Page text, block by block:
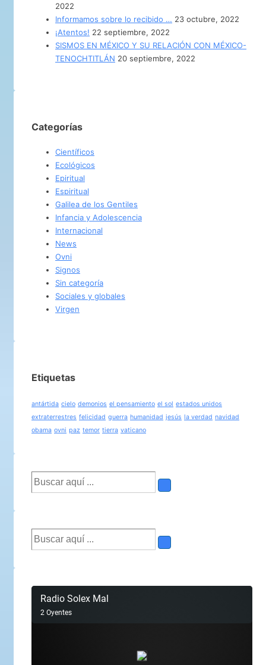
2022
Informamos sobre lo recibido … 23 octubre, 2022
¡Atentos! 22 septiembre, 2022
SISMOS EN MÉXICO Y SU RELACIÓN CON MÉXICO-
TENOCHTITLÁN 20 septiembre, 2022
Categorías
Científicos
Ecológicos
Epiritual
Espiritual
Galilea de los Gentiles
Infancia y Adolescencia
Internacional
News
Ovni
Signos
Sin categoría
Sociales y globales
Virgen
Etiquetas
antártida cielo demonios el pensamiento el sol estados unidos
extraterrestres felicidad guerra humanidad jesús la verdad navidad
obama ovni paz temor tierra vaticano
Buscar
por:
Buscar
por: